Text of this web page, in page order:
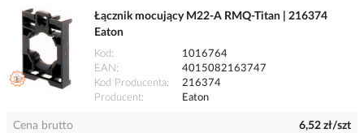
Łącznik mocujący M22-A RMQ-Titan | 216374
Eaton
Kod
1016764
EAN
4015082163747
Kod Producenta
216374
Producent
Eaton
Cena brutto 6,52 zł/szt